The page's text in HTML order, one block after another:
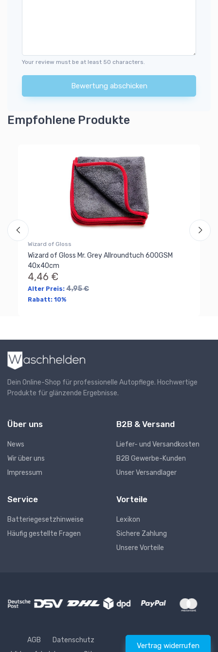
Your review must be at least 50 characters.
Bewertung abschicken
Empfohlene Produkte
Wizard of Gloss
Wizard of Gloss Mr. Grey Allroundtuch 600GSM
40x40cm
4,46 €
Alter Preis: 4,95 €
Rabatt: 10%
Dein Online-Shop für professionelle Autopflege. Hochwertige
Produkte für glänzende Ergebnisse.
Über uns
News
Wir über uns
Impressum
B2B & Versand
Liefer- und Versandkosten
B2B Gewerbe-Kunden
Unser Versandlager
Service
Batteriegesetzhinweise
Häufig gestellte Fragen
Vorteile
Lexikon
Sichere Zahlung
Unsere Vorteile
AGB
Datenschutz
Vertrag widerrufen